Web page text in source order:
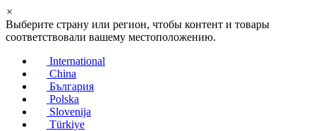
×
Выберите страну или регион, чтобы контент и товары
соответствовали вашему местоположению.
International
China
България
Polska
Slovenija
Türkiye